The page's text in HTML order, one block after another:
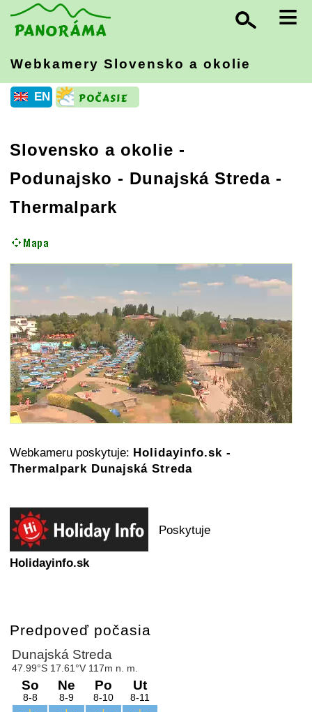
≡
Webkamery Slovensko a okolie
EN
Slovensko a okolie -
Podunajsko - Dunajská Streda -
Thermalpark
Webkameru poskytuje: Holidayinfo.sk -
Thermalpark Dunajská Streda
Poskytuje
Holidayinfo.sk
Predpoveď počasia